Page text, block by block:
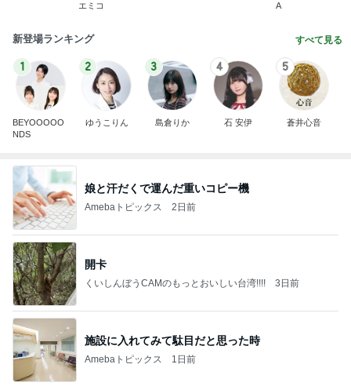
エミコ
A
新登場ランキング すべて見る
1
BEYOOOOO
NDS
2
ゆうこりん
3
島倉りか
4
石 安伊
5
蒼井心音
娘と汗だくで運んだ重いコピー機
Amebaトピックス 2日前
開卡
くいしんぼうCAMのもっとおいしい台湾!!!! 3日前
施設に入れてみて駄目だと思った時
Amebaトピックス 1日前